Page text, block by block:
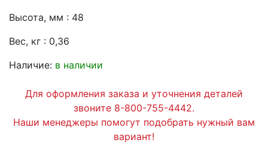
Высота, мм : 48
Вес, кг : 0,36
Наличие: в наличии
Для оформления заказа и уточнения деталей
звоните 8-800-755-4442.
Наши менеджеры помогут подобрать нужный вам
вариант!